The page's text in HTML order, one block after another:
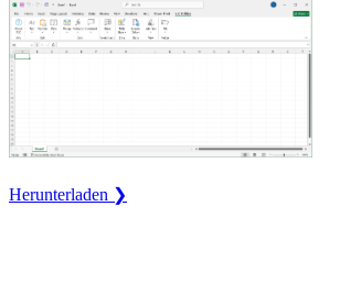
Herunterladen ❯